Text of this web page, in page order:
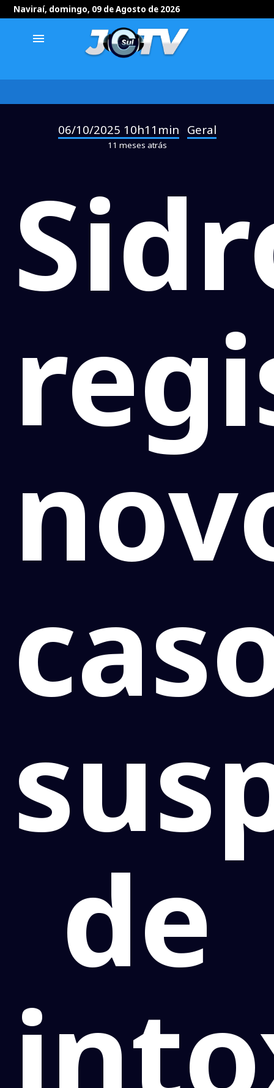
Naviraí, domingo, 09 de Agosto de 2026
menu
06/10/2025 10h11min Geral
11 meses atrás
de